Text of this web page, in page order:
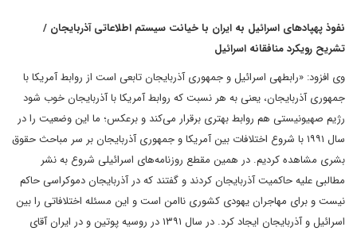
نفوذ پهپادهای اسرائیل به ایران با خیانت سیستم اطلاعاتی آذربایجان /
تشریح رویکرد منافقانه اسرائیل
وی افزود: «رابطه‎ی اسرائیل و جمهوری آذربایجان تابعی است از روابط آمریکا با
جمهوری آذربایجان، یعنی به هر نسبت که روابط آمریکا با آذربایجان خوب شود
رژیم صهیونیستی هم روابط بهتری برقرار می‌کند و برعکس؛ ما این وضعیت را در
سال ۱۹۹۱ با شروع اختلافات بین آمریکا و جمهوری آذربایجان بر سر مباحث حقوق
بشری مشاهده کردیم. در همین مقطع روزنامه‌های اسرائیلی شروع به نشر
مطالبی علیه حاکمیت آذربایجان کردند و گفتند که در آذربایجان دموکراسی حاکم
نیست و برای مهاجران یهودی کشوری ناامن است و این مسئله اختلافاتی را بین
اسرائیل و آذربایجان ایجاد کرد. در سال ۱۳۹۱ در روسیه پوتین و در ایران آقای